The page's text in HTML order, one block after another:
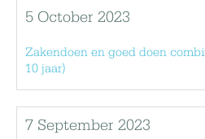
5 October 2023
Zakendoen en goed doen
10 jaar)
7 September 2023